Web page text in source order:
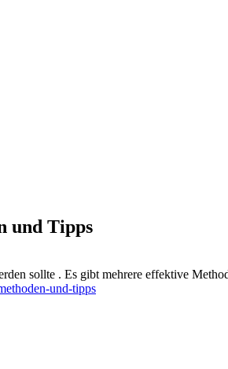
und Tipps
sollte . Es gibt mehrere effektive
und-tipps